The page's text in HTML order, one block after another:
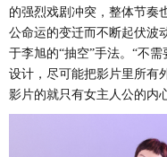
的强烈戏剧冲突，整体节奏
公命运的变迁而不断起伏波
于李旭的“抽空”手法。“不
设计，尽可能把影片里所有
影片的就只有女主人公的内